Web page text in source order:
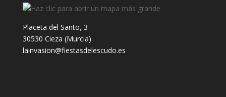
Placeta del Santo, 3
30530 Cieza (Murcia)
lainvasion@fiestasdelescudo.es